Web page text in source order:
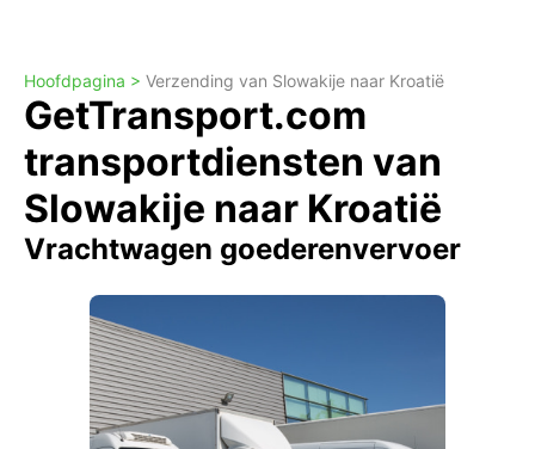
Hoofdpagina > Verzending van Slowakije naar Kroatië
GetTransport.com
transportdiensten van
Slowakije naar Kroatië
Vrachtwagen goederenvervoer